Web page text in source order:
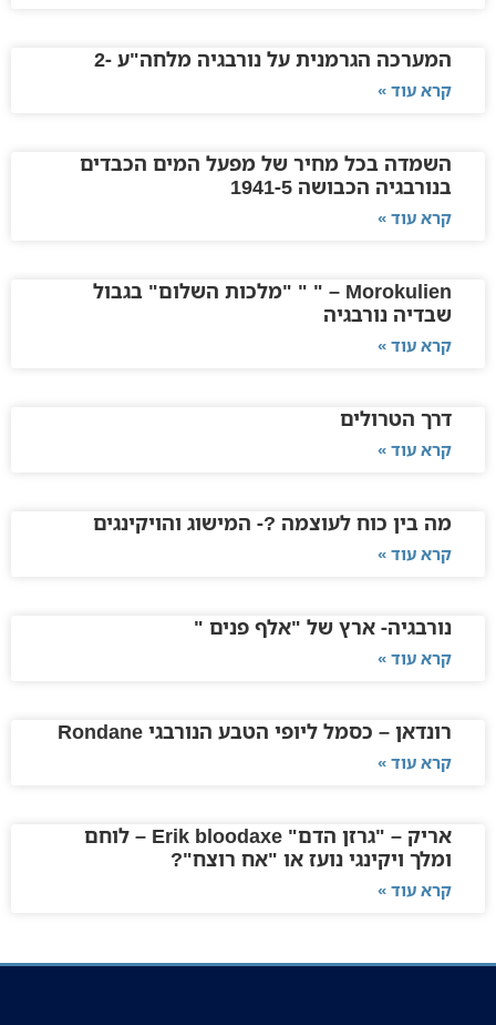
המערכה הגרמנית על נורבגיה מלחה"ע -2
קרא עוד »
השמדה בכל מחיר של מפעל המים הכבדים
בנורבגיה הכבושה 1941-5
קרא עוד »
Morokulien – " " "מלכות השלום" בגבול
שבדיה נורבגיה
קרא עוד »
דרך הטרולים
קרא עוד »
מה בין כוח לעוצמה ?- המישוג והויקינגים
קרא עוד »
נורבגיה- ארץ של "אלף פנים "
קרא עוד »
רונדאן – כסמל ליופי הטבע הנורבגי Rondane
קרא עוד »
אריק – "גרזן הדם" Erik bloodaxe – לוחם
ומלך ויקינגי נועז או "אח רוצח"?
קרא עוד »